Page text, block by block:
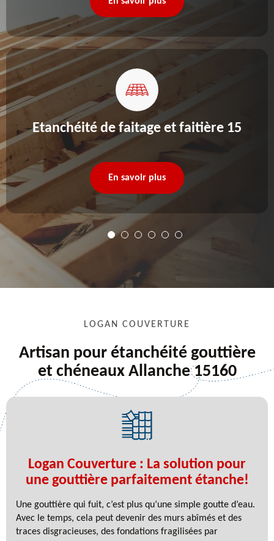
Etanchéité de faitage et faitière 15
En savoir plus
LOGAN COUVERTURE
Artisan pour étanchéité gouttière
et chéneaux Allanche 15160
Logan Couverture : La solution pour
une gouttière parfaitement étanche!
Une gouttière qui fuit, c’est plus qu’une simple goutte d’eau.
Avec le temps, cela peut devenir des murs abîmés et des
traces disgracieuses, des fondations fragilisées par